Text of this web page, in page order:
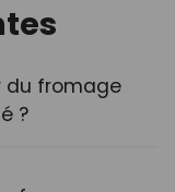
du fromage
?